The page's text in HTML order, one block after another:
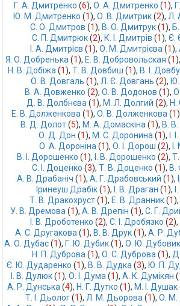
Г. А. Дмитренко (6), О. А. Дмитренко (1),
Ю. М. Дмитренко (1), О. В. Дмитрик (2), Л.
С. О. Дмитров (1), В. О. Дмитрук (1),
С. П. Дмитрюк (2), К. І. Дмитрів (1), Є.
І. А. Дмитрієв (1), О. М. Дмитрієва (1),
Я. О. Добренька (1), Е. В. Добровольская (1),
Н. В. Добіжа (1), Т. В. Довбиш (1), В. І.
О. В. Довгаль (1), Л. Є. Довгань (2),
В. А. Довженко (2), О. В. Додонов (1),
Д. В. Долбнєва (1), М. Л. Долгий (2), Н.
Е. В. Долженкова (1), О. В. Долженкова (1
В. Д. Долот (5), М. А. Домаскіна (1), В.
О. Д. Дон (1), М. С. Доронина (1),
О. А. Дороніна (1), О. І. Дорош (2),
В. І. Дорошенко (1), І. В. Дорошенко (2),
С. І. Доценко (3), Т. В. Доценко (1), В.
А. В. Драбаніч (1), А. Г. Драбовський (1),
Іринеуш Драбік (1), І. В. Драган (1),
Т. В. Дракохруст (1), Е. В. Дранник (1),
У. В. Дремова (1), А. В. Дрепін (1), С. Г.
І. В. Дроботенко (2), С. І. Дробязко (2),
А. С. Другакова (1), В. В. Друк (1), А. Р.
А. О. Дубас (1), Г. Ю. Дубик (1), О. Ю. Дубовик
Н. П. Дуброва (1), О. С. Дуброва (1),
Є. Ю. Дударенко (1), В. В. Дудка (3), Ю. П.
І. В. Дулюк (1), О. І. Дума (1), А. К. Думікян (
А. Р. Дунська (4), Н. Г. Дутко (1), М. І. Душак
Т. І. Дьолог (1), Л. М. Дьорова (1), О. М.